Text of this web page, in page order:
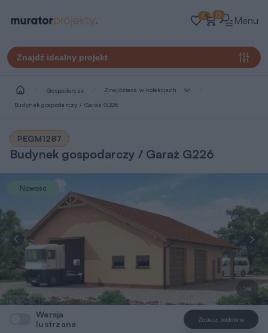
0 0 Menu
Znajdź idealny projekt
Gospodarcze Znajdziesz w kolekcjach
Budynek gospodarczy / Garaż G226
PEGM1287
Budynek gospodarczy / Garaż G226
1/6
Nowość
Wersja
lustrzana
Zobacz podobne